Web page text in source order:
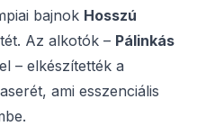
bajnok Hosszú
Az alkotók – Pálinkás
– elkészítették a
ami esszenciális